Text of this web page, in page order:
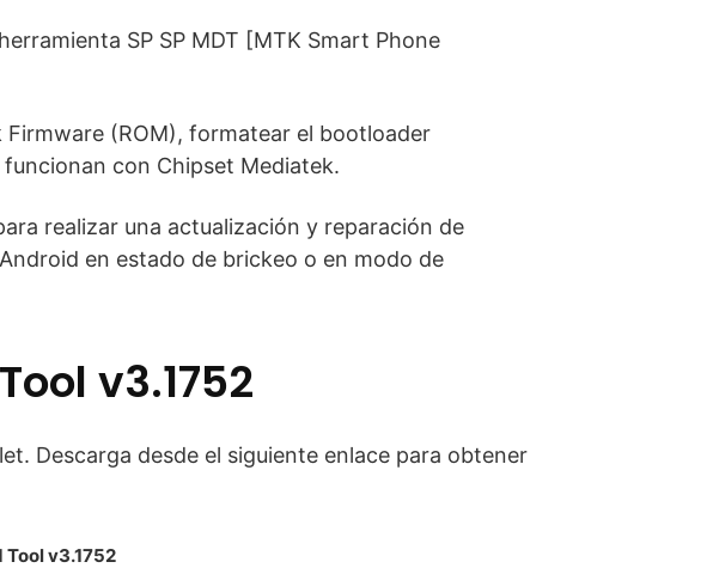
SP SP MDT [MTK Smart Phone
(ROM), formatear el bootloader
con Chipset Mediatek.
realizar una actualización y reparación de
en estado de brickeo o en modo de
v3.1752
Descarga desde el siguiente enlace para obtener
v3.1752